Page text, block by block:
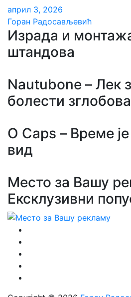
април 3, 2026
Горан Радосављевић
Израда и
штандова
Nautubone – Лек
болести зглобова
O Caps – Време
вид
Место за Вашу
Ексклузивни